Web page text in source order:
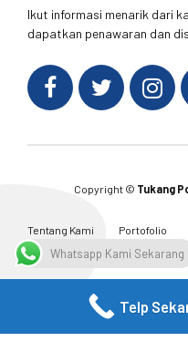
Ikut informasi menarik dari
dapatkan penawaran dan
Copyright © Tukang
Tentang Kami Portofolio
Kontak Kami
Facebook
Whatsapp Kami Sekarang
Telp